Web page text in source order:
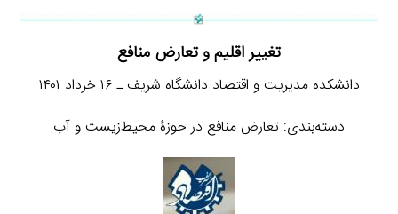
تغییر اقلیم و تعارض منافع
دانشکده مدیریت و اقتصاد دانشگاه شریف ـ ۱۶ خرداد ۱۴۰۱
دسته‌بندی: تعارض منافع در حوزۀ محیط‌زیست و آب